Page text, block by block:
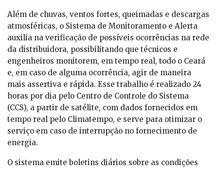
Além de chuvas, ventos fortes, queimadas e descargas
atmosféricas, o Sistema de Monitoramento e Alerta
auxilia na verificação de possíveis ocorrências na rede
da distribuidora, possibilitando que técnicos e
engenheiros monitorem, em tempo real, todo o Ceará
e, em caso de alguma ocorrência, agir de maneira
mais assertiva e rápida. Esse trabalho é realizado 24
horas por dia pelo Centro de Controle do Sistema
(CCS), a partir de satélite, com dados fornecidos em
tempo real pelo Climatempo, e serve para otimizar o
serviço em caso de interrupção no fornecimento de
energia.
O sistema emite boletins diários sobre as condições